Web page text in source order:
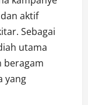
aktif
Sebagai
utama
beragam
yang